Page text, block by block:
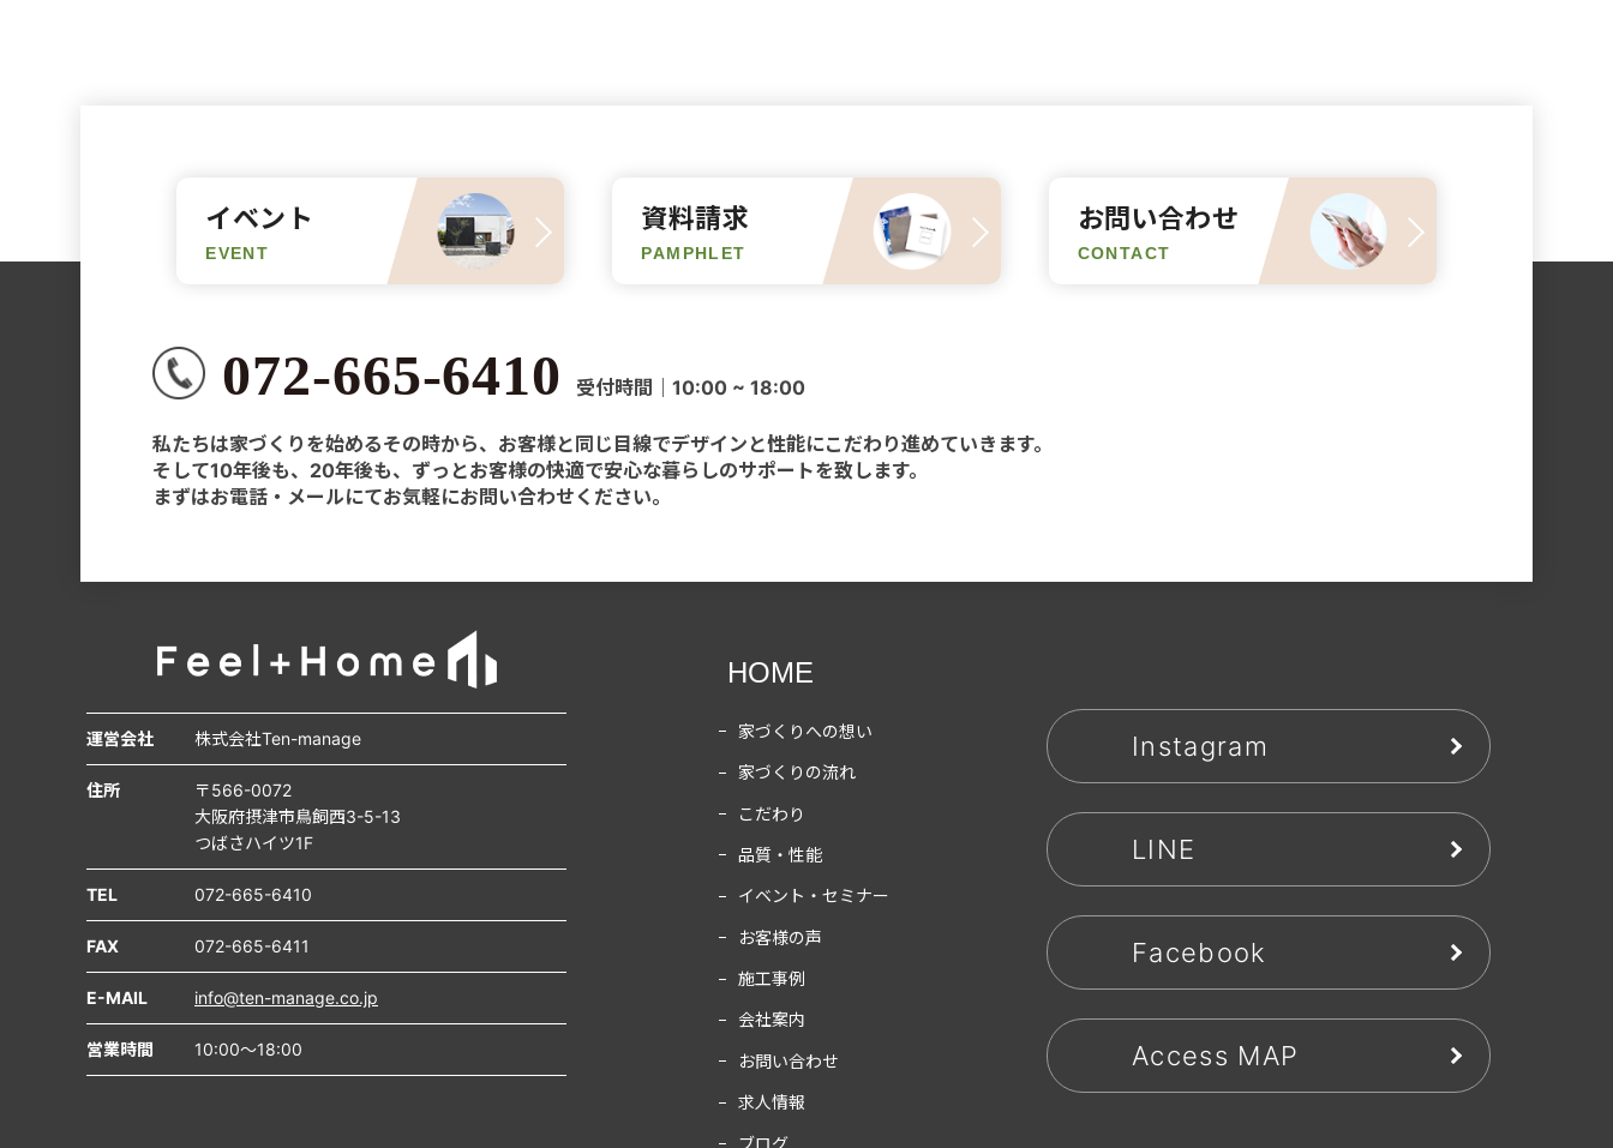
イベント
EVENT
資料請求
PAMPHLET
お問い合わせ
CONTACT
072-665-6410 受付時間｜10:00 ~ 18:00
私たちは家づくりを始めるその時から、お客様と同じ目線でデザインと性能にこだわり進めていきます。
そして10年後も、20年後も、ずっとお客様の快適で安心な暮らしのサポートを致します。
まずはお電話・メールにてお気軽にお問い合わせください。
運営会社 株式会社Ten-manage
住所
〒566-0072
大阪府摂津市鳥飼西3-5-13
つばさハイツ1F
TEL 072-665-6410
FAX 072-665-6411
E-MAIL info@ten-manage.co.jp
営業時間 10:00～18:00
HOME
家づくりへの想い
家づくりの流れ
こだわり
品質・性能
イベント・セミナー
お客様の声
施工事例
会社案内
お問い合わせ
求人情報
ブログ
Instagram
LINE
Facebook
Access MAP